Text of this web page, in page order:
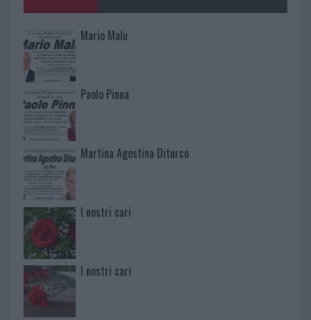
Mario Malu
Paolo Pinna
Martina Agostina Diturco
I nostri cari
I nostri cari